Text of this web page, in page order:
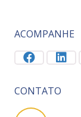
ACOMPANHE
CONTATO